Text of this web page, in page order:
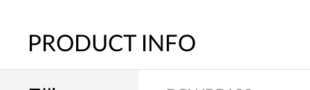
PRODUCT INFO